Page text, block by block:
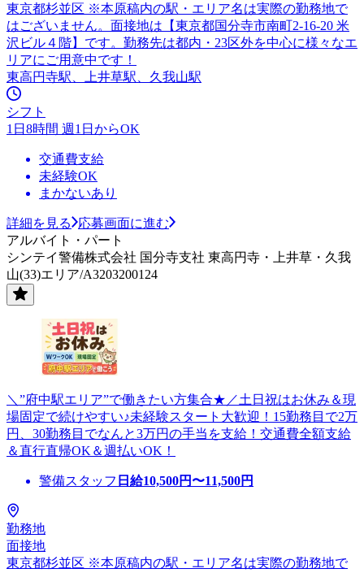
東京都杉並区 ※本原稿内の駅・エリア名は実際の勤務地で
はございません。面接地は【東京都国分寺市南町2-16-20 米
沢ビル４階】です。勤務先は都内・23区外を中心に様々なエ
リアにご用意中です！
東高円寺駅、上井草駅、久我山駅
シフト
1日8時間 週1日からOK
交通費支給
未経験OK
まかないあり
詳細を見る
応募画面に進む
アルバイト・パート
シンテイ警備株式会社 国分寺支社 東高円寺・上井草・久我
山(33)エリア/A3203200124
＼”府中駅エリア”で働きたい方集合★／土日祝はお休み＆現
場固定で続けやすい♪未経験スタート大歓迎！15勤務目で2万
円、30勤務目でなんと3万円の手当を支給！交通費全額支給
＆直行直帰OK＆週払いOK！
警備スタッフ 日給10,500円〜11,500円
勤務地
面接地
東京都杉並区 ※本原稿内の駅・エリア名は実際の勤務地で